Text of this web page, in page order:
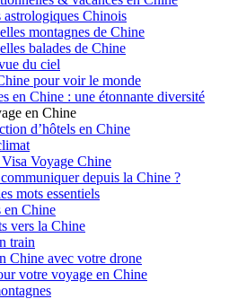
astrologiques Chinois
montagnes de Chine
balades de Chine
du ciel
pour voir le monde
en Chine : une étonnante diversité
en Chine
d’hôtels en Chine
Voyage Chine
depuis la Chine ?
mots essentiels
en Chine
vers la Chine
train
Chine avec votre drone
votre voyage en Chine